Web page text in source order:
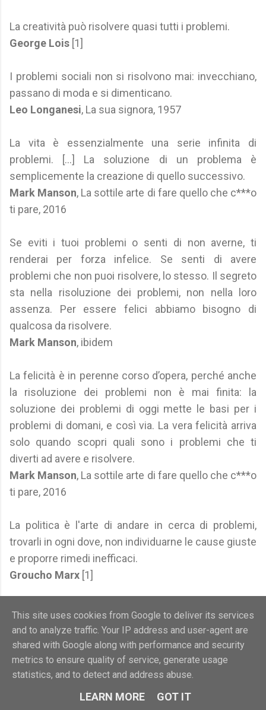
La creatività può risolvere quasi tutti i problemi.
George Lois [1]
I problemi sociali non si risolvono mai: invecchiano,
passano di moda e si dimenticano.
Leo Longanesi, La sua signora, 1957
La vita è essenzialmente una serie infinita di
problemi. [...] La soluzione di un problema è
semplicemente la creazione di quello successivo.
Mark Manson, La sottile arte di fare quello che c***o
ti pare, 2016
Se eviti i tuoi problemi o senti di non averne, ti
renderai per forza infelice. Se senti di avere
problemi che non puoi risolvere, lo stesso. Il segreto
sta nella risoluzione dei problemi, non nella loro
assenza. Per essere felici abbiamo bisogno di
qualcosa da risolvere.
Mark Manson, ibidem
La felicità è in perenne corso d’opera, perché anche
la risoluzione dei problemi non è mai finita: la
soluzione dei problemi di oggi mette le basi per i
problemi di domani, e così via. La vera felicità arriva
solo quando scopri quali sono i problemi che ti
diverti ad avere e risolvere.
Mark Manson, La sottile arte di fare quello che c***o
ti pare, 2016
La politica è l'arte di andare in cerca di problemi,
trovarli in ogni dove, non individuarne le cause giuste
e proporre rimedi inefficaci.
Groucho Marx [1]
La ragione umana, che è tutto meno che pura,
avendo una prospettiva limitata trova a ogni passo
nuovi problemi da risolvere.
Karl Marx , Miseria della filosofia, 1847
Se l'unico strumento che possiedi è un martello,
This site uses cookies from Google to deliver its services
and to analyze traffic. Your IP address and user-agent are
shared with Google along with performance and security
metrics to ensure quality of service, generate usage
statistics, and to detect and address abuse.
LEARN MORE GOT IT